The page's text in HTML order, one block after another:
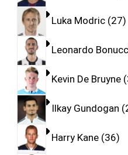
Luka Modric 27
Leonardo
Kevin De Bruyne
Ilkay Gundogan
Harry Kane 36